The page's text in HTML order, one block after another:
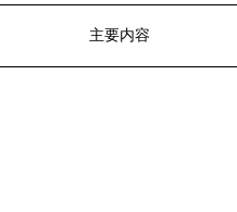
主要内容